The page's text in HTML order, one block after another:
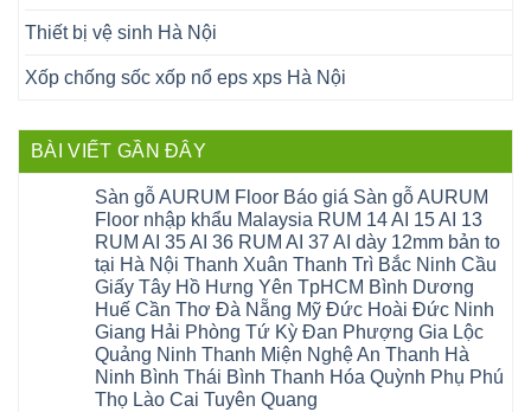
Thiết bị vệ sinh Hà Nội
Xốp chống sốc xốp nổ eps xps Hà Nội
BÀI VIẾT GẦN ĐÂY
Sàn gỗ AURUM Floor Báo giá Sàn gỗ AURUM
Floor nhập khẩu Malaysia RUM 14 AI 15 AI 13
RUM AI 35 AI 36 RUM AI 37 AI dày 12mm bản to
tại Hà Nội Thanh Xuân Thanh Trì Bắc Ninh Cầu
Giấy Tây Hồ Hưng Yên TpHCM Bình Dương
Huế Cần Thơ Đà Nẵng Mỹ Đức Hoài Đức Ninh
Giang Hải Phòng Tứ Kỳ Đan Phượng Gia Lộc
Quảng Ninh Thanh Miện Nghệ An Thanh Hà
Ninh Bình Thái Bình Thanh Hóa Quỳnh Phụ Phú
Thọ Lào Cai Tuyên Quang